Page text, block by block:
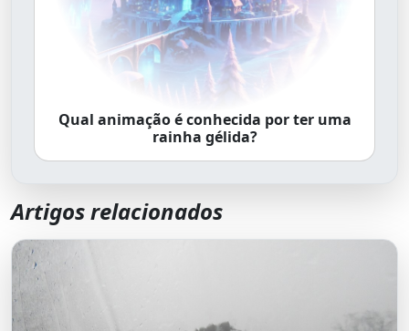
Qual animação é conhecida por ter uma
rainha gélida?
Artigos relacionados